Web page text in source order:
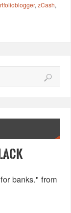
,zCash,
banks." from